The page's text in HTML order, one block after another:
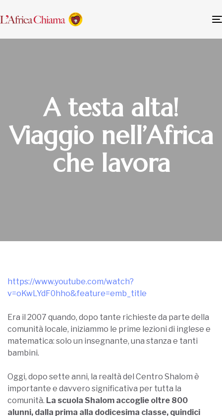
A testa alta!
Viaggio nell’Africa
che lavora
https://www.youtube.com/watch?
v=oKwLYdF0hho&feature=emb_title
Era il 2007 quando, dopo tante richieste da parte della
comunità locale, iniziammo le prime lezioni di inglese e
matematica: solo un insegnante, una stanza e tanti
bambini.
Oggi, dopo sette anni, la realtà del Centro Shalom è
importante e davvero significativa per tutta la
comunità. La scuola Shalom accoglie oltre 800
alunni, dalla prima alla dodicesima classe, quindici